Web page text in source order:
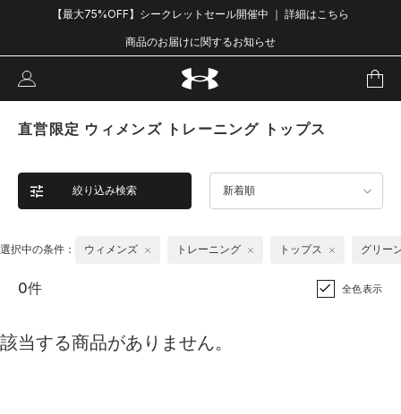
【最大75%OFF】シークレットセール開催中 ｜ 詳細はこちら
商品のお届けに関するお知らせ
直営限定 ウィメンズ トレーニング トップス
絞り込み検索 新着順
選択中の条件： ウィメンズ トレーニング トップス グリー
0件 全色表示
該当する商品がありません。